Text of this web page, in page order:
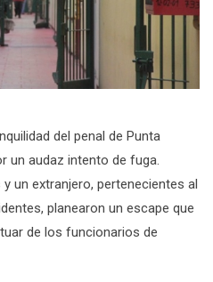
del penal de Punta
un audaz intento de fuga.
un extranjero, pertenecientes al
planearon un escape que
de los funcionarios de